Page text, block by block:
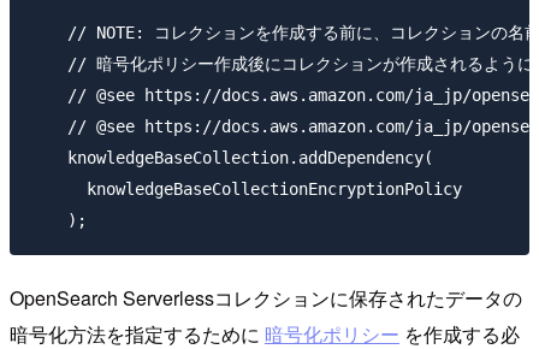
// NOTE: コレクションを作成する前に、コレクションの名
// 暗号化ポリシー作成後にコレクションが作成されるように
// @see https://docs.aws.amazon.com/ja_jp/
// @see https://docs.aws.amazon.com/ja_jp/
    knowledgeBaseCollection.addDependency(
      knowledgeBaseCollectionEncryptionPolicy
OpenSearch Serverlessコレクションに保存されたデータの
暗号化方法を指定するために 暗号化ポリシー を作成する必